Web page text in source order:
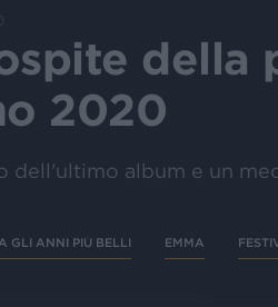
della
2020
dell'ultimo album e un
GLI ANNI PIÙ BELLI EMMA